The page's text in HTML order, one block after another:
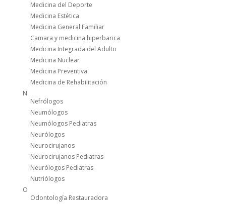
Medicina del Deporte
Medicina Estética
Medicina General Familiar
Camara y medicina hiperbarica
Medicina Integrada del Adulto
Medicina Nuclear
Medicina Preventiva
Medicina de Rehabilitación
N
Nefrólogos
Neumólogos
Neumólogos Pediatras
Neurólogos
Neurocirujanos
Neurocirujanos Pediatras
Neurólogos Pediatras
Nutriólogos
O
Odontología Restauradora